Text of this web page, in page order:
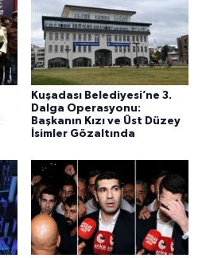
Kuşadası Belediyesi’ne 3.
Dalga Operasyonu:
Başkanın Kızı ve Üst Düzey
İsimler Gözaltında